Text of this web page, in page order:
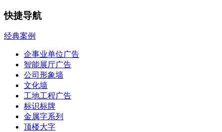
快捷导航
经典案例
企事业单位广告
智能展厅广告
公司形象墙
文化墙
工地工程广告
标识标牌
金属字系列
顶楼大字